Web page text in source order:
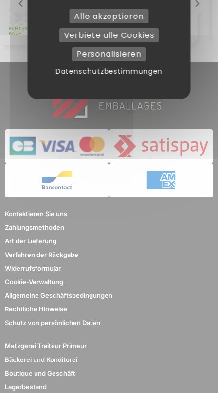
Kontaktieren Sie uns
Zahlungsmethoden
Art der Lieferung
Verfahren der Rückgabe
Widerrufsformular
Cookie-Verwaltung
Allgemeine Geschäftsbedingungen
Rechtliche Hinweise
Schutz von persönlichen Daten
Metzgerei Traiteur Primeur
Bäckerei und Konditorei
Boutique und Geschäft
Lagerbestand
Alle akzeptieren
Verbiete alle Cookies
Personalisieren
Datenschutzbestimmungen